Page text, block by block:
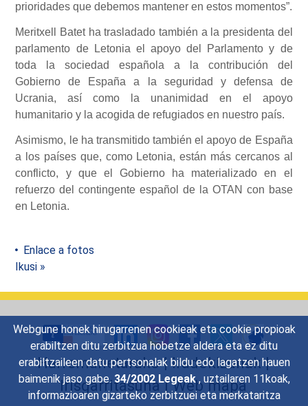
Webgune honek hirugarrenen cookieak eta cookie propioak
erabiltzen ditu zerbitzua hobetze aldera eta ez ditu
erabiltzaileen datu pertsonalak bildu edo lagatzen hauen
baimenik jaso gabe. 34/2002 Legeak, uztailaren 11koak,
informazioaren gizarteko zerbitzuei eta merkataritza
prioridades que debemos mantener en estos momentos”.
Meritxell Batet ha trasladado también a la presidenta del
parlamento de Letonia el apoyo del Parlamento y de
toda la sociedad española a la contribución del
Gobierno de España a la seguridad y defensa de
Ucrania, así como la unanimidad en el apoyo
humanitario y la acogida de refugiados en nuestro país.
Asimismo, le ha transmitido también el apoyo de España
a los países que, como Letonia, están más cercanos al
conflicto, y que el Gobierno ha materializado en el
refuerzo del contingente español de la OTAN con base
en Letonia.
Enlace a fotos
Ikusi »
Harremanetarako|Iradokizunak|
Irisgarritasuna|Web mapa